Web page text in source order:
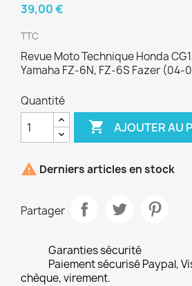
39,00 €
TTC
Revue Moto Technique Honda
Yamaha FZ-6N, FZ-6S Fazer (04-
Quantité
 AJOUTER AU
 Derniers articles en stock
Partager
Garanties sécurité
Paiement sécurisé Paypal,
chèque, virement.